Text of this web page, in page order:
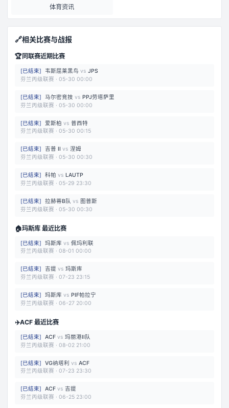
体育资讯
🔗相关比赛与战报
🏆同联赛近期比赛
[已结束] 韦斯屈莱黑鸟 vs JPS
芬兰丙级联赛 · 05-30 00:00
[已结束] 马尔密竞技 vs PPJ劳塔萨里
芬兰丙级联赛 · 05-30 00:00
[已结束] 爱斯柏 vs 普西特
芬兰丙级联赛 · 05-30 00:15
[已结束] 吉普 II vs 涅姆
芬兰丙级联赛 · 05-30 00:30
[已结束] 科帕 vs LAUTP
芬兰丙级联赛 · 05-29 23:30
[已结束] 拉赫蒂B队 vs 图普斯
芬兰丙级联赛 · 05-30 00:30
🏠玛斯库 最近比赛
[已结束] 玛斯库 vs 佩玛利联
芬兰丙级联赛 · 08-01 00:00
[已结束] 吉提 vs 玛斯库
芬兰丙级联赛 · 07-23 23:15
[已结束] 玛斯库 vs PIF帕拉宁
芬兰丙级联赛 · 06-27 20:00
✈️ACF 最近比赛
[已结束] ACF vs 玛丽港II队
芬兰丙级联赛 · 08-02 21:00
[已结束] VG纳塔利 vs ACF
芬兰丙级联赛 · 07-23 23:30
[已结束] ACF vs 吉提
芬兰丙级联赛 · 06-25 23:00